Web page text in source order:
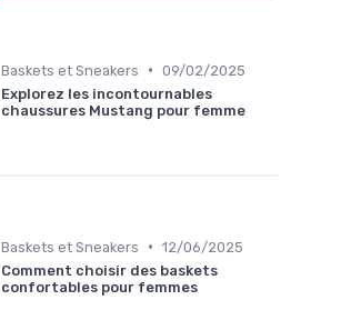
Baskets et Sneakers • 09/02/2025
Explorez les incontournables
chaussures Mustang pour femme
Baskets et Sneakers • 12/06/2025
Comment choisir des baskets
confortables pour femmes